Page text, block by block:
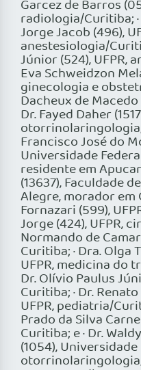
Garcez de Barros
radiologia/Curitiba;
Jorge Jacob (496),
anestesiologia/
Júnior (524), UFPR,
Eva Schweidzon
ginecologia e
Dacheux de Macedo
Dr. Fayed Daher
Francisco José do
Universidade
residente em
(13637), Faculdade
Alegre, morador em
Fornazari (599),
Jorge (424), UFPR,
Normando de
Curitiba; · Dra. Olga
UFPR, medicina do
Dr. Olívio Paulus
Curitiba; · Dr.
UFPR, pediatria/
Prado da Silva
Curitiba; e · Dr.
(1054),